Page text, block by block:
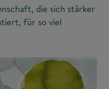
die sich stärker
für so viel